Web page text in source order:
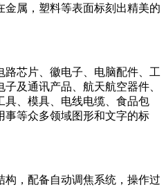
属，塑料等表面标刻出精美的
路芯片、徽电子、电脑配件、工
及通讯产品、航天航空器件、
具、模具、电线电缆、食品包
事等众多领域图形和文字的标
，配备自动调焦系统，操作过